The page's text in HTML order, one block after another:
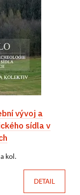
vývoj a
sídla v
kol.
DETAIL